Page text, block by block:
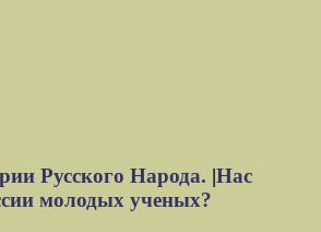
Русского Народа. |Нас
молодых ученых?